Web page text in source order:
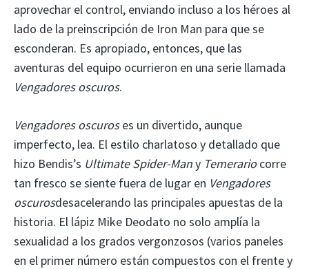
aprovechar el control, enviando incluso a los héroes al
lado de la preinscripción de Iron Man para que se
esconderan. Es apropiado, entonces, que las
aventuras del equipo ocurrieron en una serie llamada
Vengadores oscuros.
Vengadores oscuroses un divertido, aunque
imperfecto, lea. El estilo charlatoso y detallado que
hizo Bendis’s Ultimate Spider-Many Temerariocorre
tan fresco se siente fuera de lugar en Vengadores
oscurosdesacelerando las principales apuestas de la
historia. El lápiz Mike Deodato no solo amplía la
sexualidad a los grados vergonzosos (varios paneles
en el primer número están compuestos con el frente y